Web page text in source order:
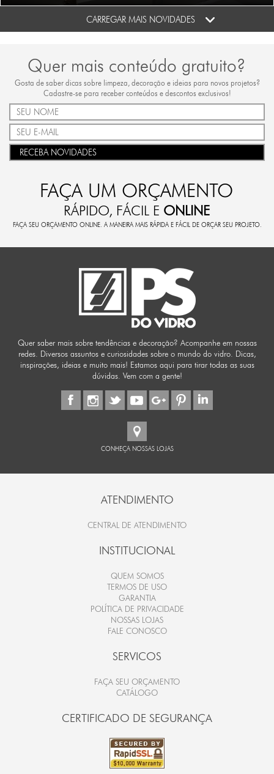
CARREGAR MAIS NOVIDADES
Quer mais conteúdo gratuito?
Gosta de saber dicas sobre limpeza, decoração e ideias para novos projetos?
Cadastre-se para receber conteúdos e descontos exclusivos!
RECEBA NOVIDADES
FAÇA UM ORÇAMENTO
RÁPIDO, FÁCIL E ONLINE
FAÇA SEU ORÇAMENTO ONLINE. A MANEIRA MAIS RÁPIDA E FÁCIL DE ORÇAR SEU PROJETO.
Quer saber mais sobre tendências e decoração? Acompanhe em nossas
redes. Diversos assuntos e curiosidades sobre o mundo do vidro. Dicas,
inspirações, ideias e muito mais! Estamos aqui para tirar todas as suas
dúvidas. Vem com a gente!
CONHEÇA NOSSAS LOJAS
ATENDIMENTO
CENTRAL DE ATENDIMENTO
INSTITUCIONAL
QUEM SOMOS
TERMOS DE USO
GARANTIA
POLÍTICA DE PRIVACIDADE
NOSSAS LOJAS
FALE CONOSCO
SERVICOS
FAÇA SEU ORÇAMENTO
CATÁLOGO
CERTIFICADO DE SEGURANÇA